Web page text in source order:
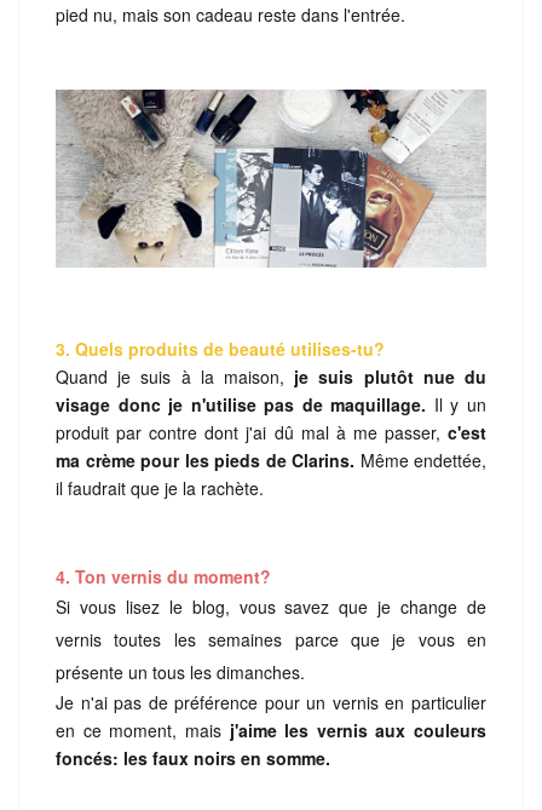
pied nu, mais son cadeau reste dans l'entrée.
3. Quels produits de beauté utilises-tu?
Quand je suis à la maison, je suis plutôt nue du
visage donc je n'utilise pas de maquillage. Il y un
produit par contre dont j'ai dû mal à me passer, c'est
ma crème pour les pieds de Clarins. Même endettée,
il faudrait que je la rachète.
4. Ton vernis du moment?
Si vous lisez le blog, vous savez que je change de
vernis toutes les semaines parce que je vous en
présente un tous les dimanches.
Je n'ai pas de préférence pour un vernis en particulier
en ce moment, mais j'aime les vernis aux couleurs
foncés: les faux noirs en somme.